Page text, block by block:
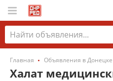
Главная Объявления в Донецке
Халат